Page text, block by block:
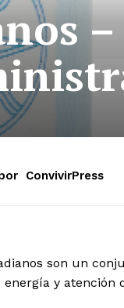
ConvivirPress
son un
y atención